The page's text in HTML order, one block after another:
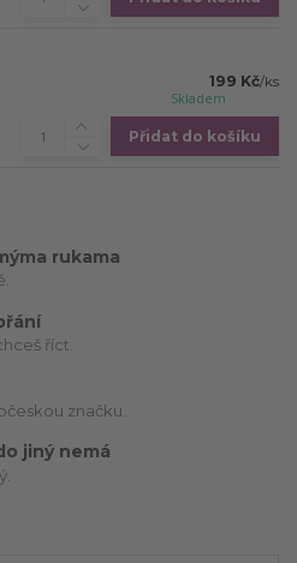
199 Kč/ks
Skladem
Přidat do košíku
rukama
říct.
značku.
jiný nemá